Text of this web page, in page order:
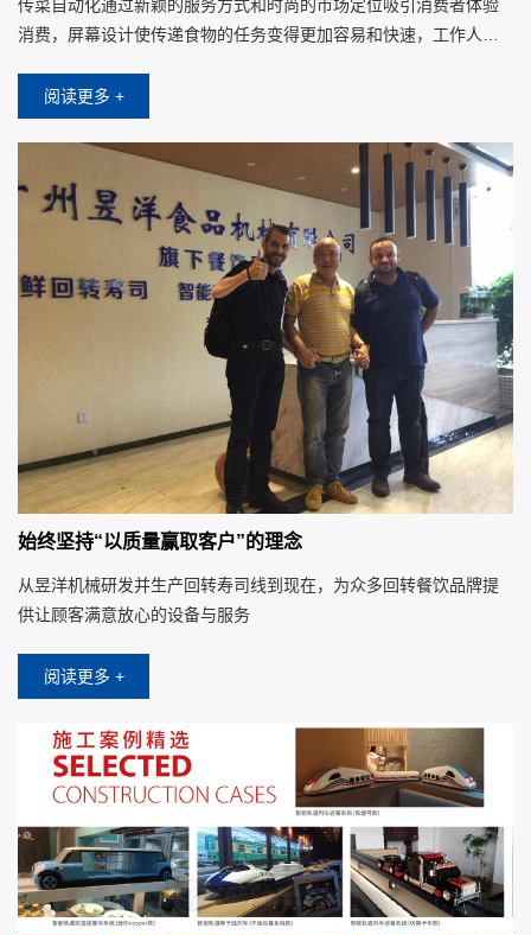
传菜自动化通过新颖的服务方式和时尚的市场定位吸引消费者体验
消费，屏幕设计使传递食物的任务变得更加容易和快速，工作人员
要其他操作设置
阅读更多 +
始终坚持“以质量赢取客户”的理念
从昱洋机械研发并生产回转寿司线到现在，为众多回转餐饮品牌提
供让顾客满意放心的设备与服务
阅读更多 +